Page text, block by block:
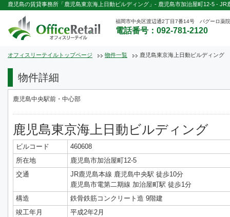
鹿児島の賃貸事務所「鹿児島東京海上日動ビルディング」- 鹿児島市加治屋町12-5 - JR
福岡市中央区渡辺通2丁目7番14号 パグーロ薬
電話番号：092-781-2120
オフィスリーテイルトップページ 物件一覧 鹿児島東京海上日動ビルディング
物件詳細
鹿児島中央駅前・中心部
鹿児島東京海上日動ビルディング
ビルコード
460608
所在地
鹿児島市加治屋町12-5
交通
JR鹿児島本線 鹿児島中央駅 徒歩10分
鹿児島市電第二期線 加治屋町駅 徒歩1分
構造
鉄骨鉄筋コンクリート造 9階建
竣工年月
平成2年2月